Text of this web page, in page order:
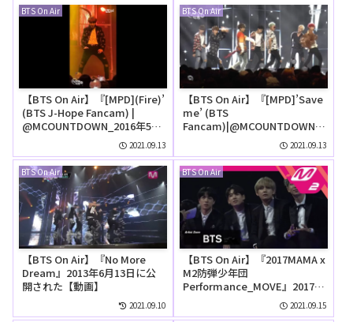
BTS On Air
【BTS On Air】『[MPD](Fire)’
(BTS J-Hope Fancam) |
@MCOUNTDOWN_2016年5月
12日』YouTubeに公開された
2021.09.13
BTS On Air
【BTS On Air】『[MPD]’Save
me’ (BTS
Fancam)|@MCOUNTDOWN_
2016年5月12日』YouTubeに公
2021.09.13
BTS On Air
【BTS On Air】『No More
Dream』2013年6月13日に公
開された【動画】
2021.09.10
BTS On Air
【BTS On Air】『2017MAMA x
M2防弾少年団
Performance_MOVE』2017年
12月2日YouTubeに公開された
【動画】
2021.09.15